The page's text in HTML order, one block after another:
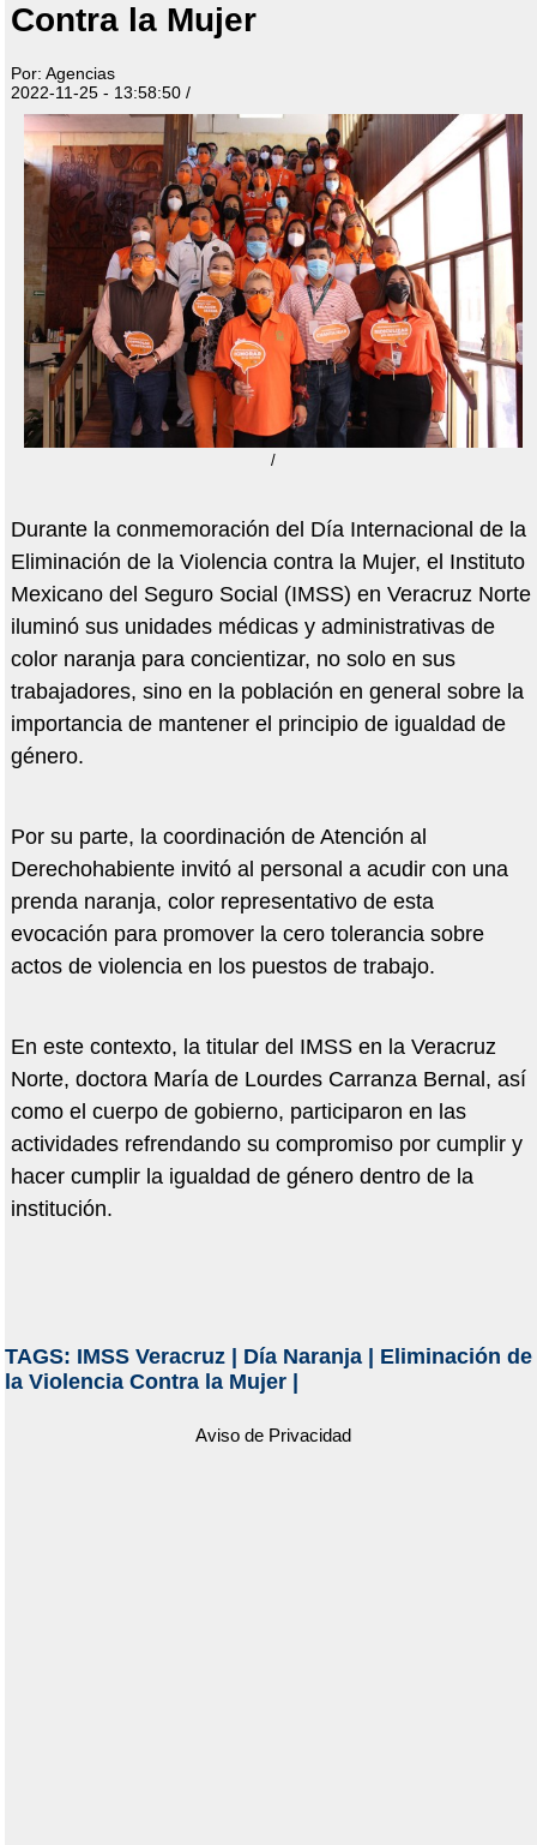
Contra la Mujer
Por: Agencias
2022-11-25 - 13:58:50 /
/
Durante la conmemoración del Día Internacional de la
Eliminación de la Violencia contra la Mujer, el Instituto
Mexicano del Seguro Social (IMSS) en Veracruz Norte
iluminó sus unidades médicas y administrativas de
color naranja para concientizar, no solo en sus
trabajadores, sino en la población en general sobre la
importancia de mantener el principio de igualdad de
género.
Por su parte, la coordinación de Atención al
Derechohabiente invitó al personal a acudir con una
prenda naranja, color representativo de esta
evocación para promover la cero tolerancia sobre
actos de violencia en los puestos de trabajo.
En este contexto, la titular del IMSS en la Veracruz
Norte, doctora María de Lourdes Carranza Bernal, así
como el cuerpo de gobierno, participaron en las
actividades refrendando su compromiso por cumplir y
hacer cumplir la igualdad de género dentro de la
institución.
TAGS: IMSS Veracruz| Día Naranja| Eliminación de
la Violencia Contra la Mujer|
Aviso de Privacidad